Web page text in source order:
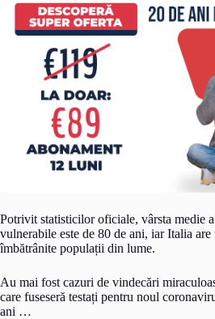
Potrivit statisticilor oficiale, vârsta medie
vulnerabile este de 80 de ani, iar Italia
îmbătrânite populații din lume.
Au mai fost cazuri de vindecări
care fuseseră testați pentru noul
ani …